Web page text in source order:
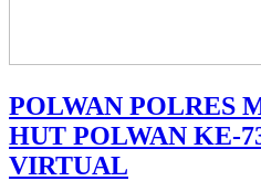
POLWAN POLRES
HUT POLWAN KE-
VIRTUAL